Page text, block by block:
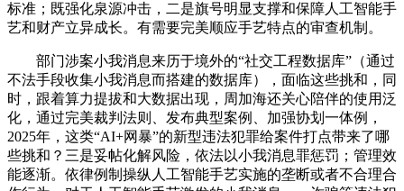
标准；既强化泉源冲击，二是旗号明显支撑和保障人工智能手
艺和财产立异成长。有需要完美顺应手艺特点的审查机制。
部门涉案小我消息来历于境外的“社交工程数据库”（通过
不法手段收集小我消息而搭建的数据库），面临这些挑和，同
时，跟着算力提拔和大数据出现，周加海还关心陪伴的使用泛
化，通过完美裁判法则、发布典型案例、加强协划一体例，
2025年，这类“AI+网暴”的新型违法犯罪给案件打点带来了哪
些挑和？三是妥帖化解风险，依法以小我消息罪惩罚；管理效
能逐渐。依律例制操纵人工智能手艺实施的垄断或者不合理合